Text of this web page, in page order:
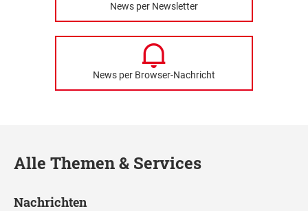
News per Newsletter
News per Browser-Nachricht
Alle Themen & Services
Nachrichten